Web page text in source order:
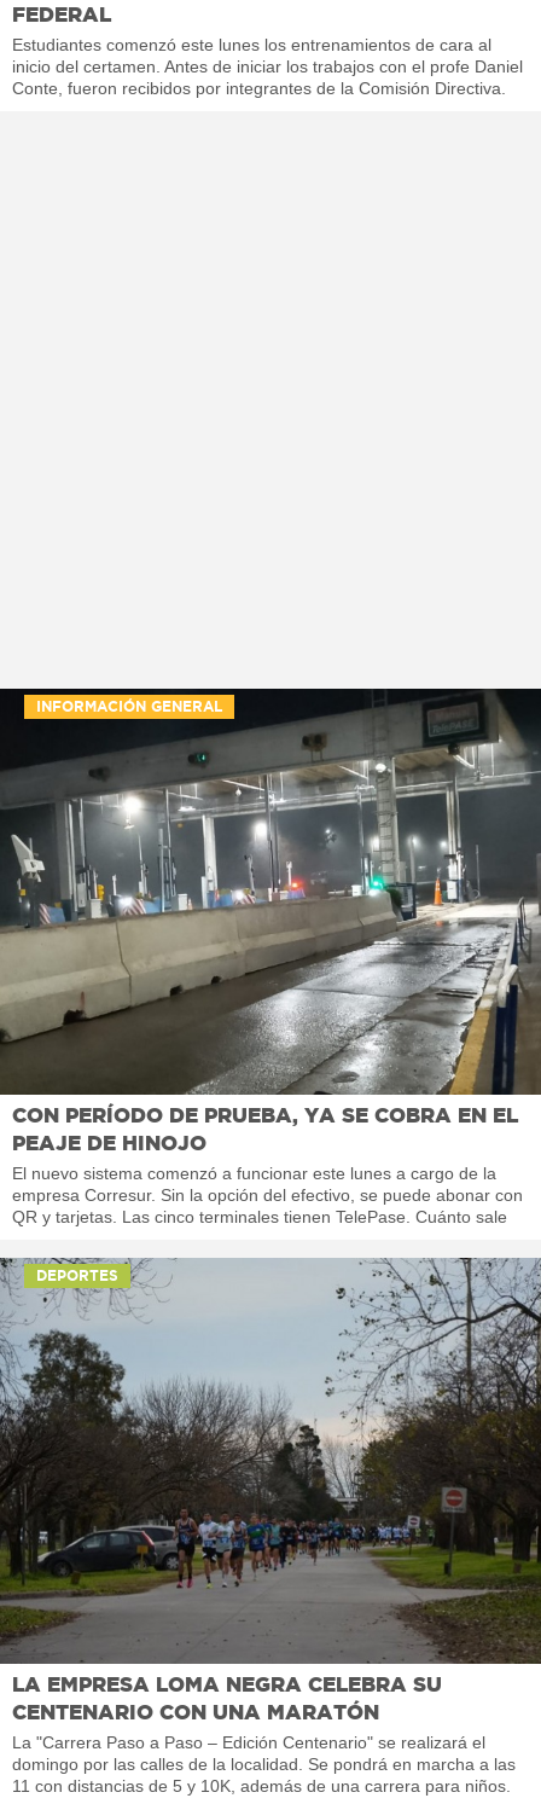
FEDERAL
Estudiantes comenzó este lunes los entrenamientos de cara al
inicio del certamen. Antes de iniciar los trabajos con el profe Daniel
Conte, fueron recibidos por integrantes de la Comisión Directiva.
INFORMACIÓN GENERAL
CON PERÍODO DE PRUEBA, YA SE COBRA EN EL
PEAJE DE HINOJO
El nuevo sistema comenzó a funcionar este lunes a cargo de la
empresa Corresur. Sin la opción del efectivo, se puede abonar con
QR y tarjetas. Las cinco terminales tienen TelePase. Cuánto sale
DEPORTES
LA EMPRESA LOMA NEGRA CELEBRA SU
CENTENARIO CON UNA MARATÓN
La "Carrera Paso a Paso – Edición Centenario" se realizará el
domingo por las calles de la localidad. Se pondrá en marcha a las
11 con distancias de 5 y 10K, además de una carrera para niños.